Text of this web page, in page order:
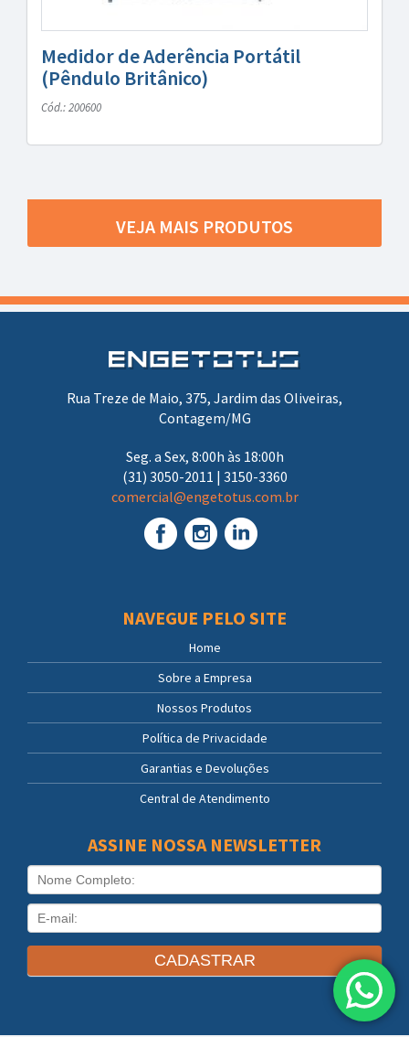
Medidor de Aderência Portátil
(Pêndulo Britânico)
Cód.: 200600
VEJA MAIS PRODUTOS
Rua Treze de Maio, 375, Jardim das Oliveiras,
Contagem/MG
Seg. a Sex, 8:00h às 18:00h
(31) 3050-2011 | 3150-3360
comercial@engetotus.com.br
NAVEGUE PELO SITE
Home
Sobre a Empresa
Nossos Produtos
Política de Privacidade
Garantias e Devoluções
Central de Atendimento
ASSINE NOSSA NEWSLETTER